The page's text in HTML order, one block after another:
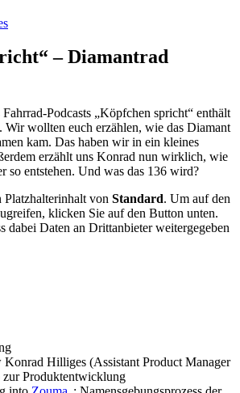
– Diamantrad
Podcasts „Köpfchen spricht“ enthält
wollten euch erzählen, wie das Diamant
kam. Das haben wir in ein kleines
erzählt uns Konrad nun wirklich, wie
so entstehen. Und was das 136 wird?
Platzhalterinhalt von Standard. Um auf den
klicken Sie auf den Button unten.
dabei Daten an Drittanbieter weitergegeben
Hilliges (Assistant Product Manager
zur Produktentwicklung